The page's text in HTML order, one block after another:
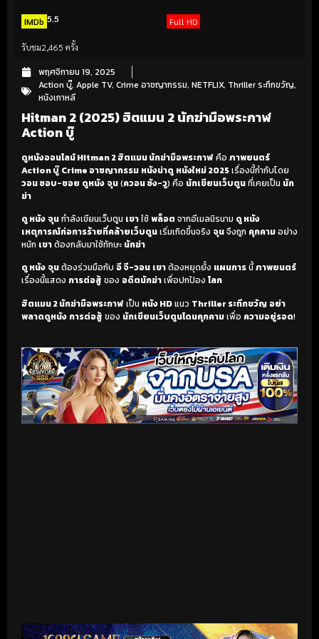
IMDb 5.5 Full HD
รับชม2,465 ครั้ง
พฤศจิกายน 19, 2025
Action บู๊, Apple TV, Crime อาชญากรรม, NETFLIX, Thriller ระทึกขวัญ,
หนังเกาหลี
Hitman 2 (2025) ฮิตแมน 2 นักฆ่ามือพระกาฬ
Action บู๊
ดูหนังออนไลน์ Hitman 2 ฮิตแมน นักฆ่ามือพระกาฬคือ ภาพยนตร์
Action บู๊ Crime อาชญากรรม หนังน่าดู หนังใหม่ 2025เรื่องนี้กำกับโดย
วอน ซอบ-ชอย ดูหนัง จุน(ควอน ซัง-วู) คือ นักเขียนเว็บตูนที่เคยเป็น นัก
ฆ่า
ดู หนัง จุนกำลังเขียนเว็บตูน เขาใช้พล็อต จากอีเมลนิรนาม ดู หนัง
เหตุการณ์ก่อการร้ายที่คล้ายเว็บตูนเริ่มเกิดขึ้นจริง จุนจึงถูก คุกคามอย่าง
หนัก เขาต้องกลับมาใช้ทักษะ นักฆ่า
ดู หนัง จุนต้องร่วมมือกับ อี จี-วอน เขาต้องหยุดยั้ง แผนการนี้ภาพยนตร์
เรื่องนี้แสดง การต่อสู้ ของ อดีตนักฆ่าเพื่อปกป้อง โลก
ฮิตแมน 2 นักฆ่ามือพระกาฬเป็น หนัง HDแนว Thriller ระทึกขวัญ อย่า
พลาดดูหนัง การต่อสู้ ของ นักเขียนเว็บตูนโดนคุกคามเพื่อ ความอยู่รอด!